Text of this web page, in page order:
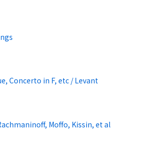
Concerto in F, etc / Levant
Moffo, Kissin, et al